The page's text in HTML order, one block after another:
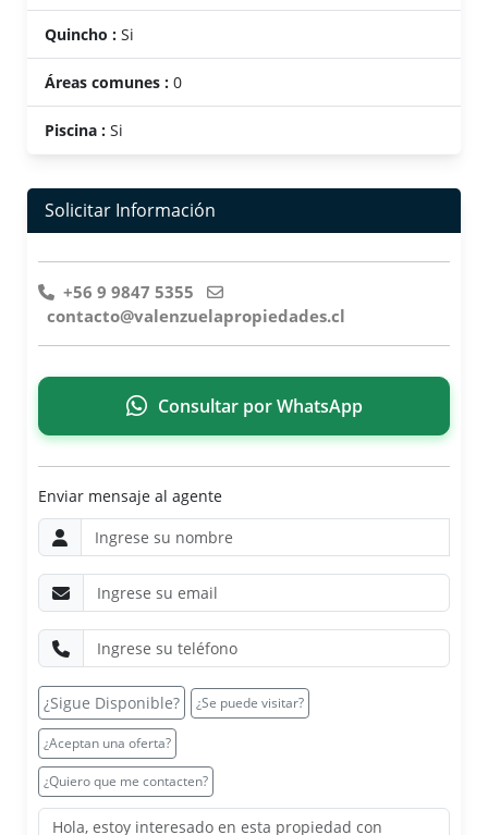
Quincho : Si
Áreas comunes : 0
Piscina : Si
Solicitar Información
+56 9 9847 5355
contacto@valenzuelapropiedades.cl
Consultar por WhatsApp
Enviar mensaje al agente
¿Sigue Disponible? ¿Se puede visitar?
¿Aceptan una oferta?
¿Quiero que me contacten?